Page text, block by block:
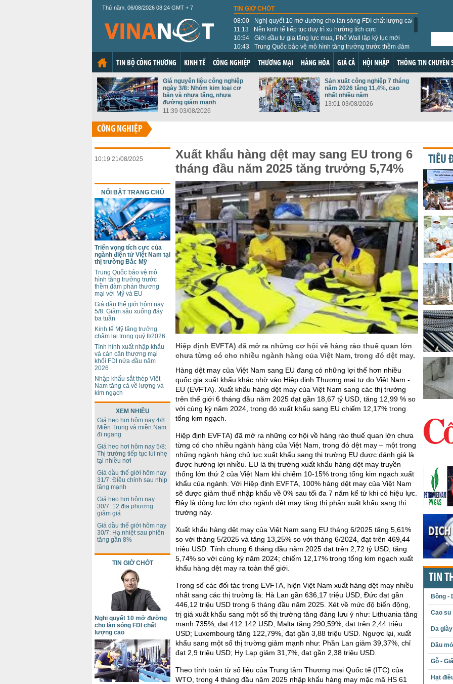
Thứ năm, 06/08/2026 08:24 GMT + 7
TIN GIỜ CHÓT
08:00
Nghị quyết 10 mở đường cho làn sóng FDI chất lượng cao
11:13
Nền kinh tế tiếp tục duy trì xu hướng tích cực
10:54
Giới đầu tư gia tăng lực mua, Phố Wall lập kỷ lục mới
10:43
Trung Quốc bảo vệ mô hình tăng trưởng trước thềm đàm
phán thương mại với Mỹ và EU
09:55
178 loại thực vật và sản phẩm thực vật Việt Nam được
09:47
Thứ trưởng Bộ Công Thương: GoGlobal mở đường cho
doanh nghiệp Việt vươn ra thế giới
Tỷ giá USD hôm nay 5/8: Tỷ giá trung tâm lên 25.405
đồng, giới đầu tư dồn sự chú ý vào báo cáo việc làm Mỹ
Giá năng lượng thế giới hôm nay 5/8: Thị trường hạ nhiệt
09:05
Nhập khẩu hàng hóa từ Đức: Máy móc, linh kiện điện tử
làm động lực bứt phá
TIN BỘ CÔNG THƯƠNG KINH TẾ CÔNG NGHIỆP THƯƠNG MẠI HÀNG HÓA GIÁ CẢ HỘI NHẬP THÔNG TIN CHUYÊN
Giá nguyên liệu công nghiệp
ngày 3/8: Nhóm kim loại cơ
bản và nhựa tăng, nhựa
đường giảm mạnh
11:39 03/08/2026
Sản xuất công nghiệp 7 tháng
năm 2026 tăng 11,4%, cao
nhất nhiều năm
13:01 03/08/2026
CÔNG NGHIỆP
Xuất khẩu hàng dệt may sang EU trong 6
tháng đầu năm 2025 tăng trưởng 5,74%
Hiệp định EVFTA) đã mở ra những cơ hội về hàng rào thuế quan lớn
chưa từng có cho nhiều ngành hàng của Việt Nam, trong đó dệt may.
Hàng dệt may của Việt Nam sang EU đang có những lợi thế hơn nhiều
quốc gia xuất khẩu khác nhờ vào Hiệp định Thương mại tự do Việt Nam -
EU (EVFTA). Xuất khẩu hàng dệt may của Việt Nam sang các thị trường
trên thế giới 6 tháng đầu năm 2025 đạt gần 18,67 tỷ USD, tăng 12,99 % so
với cùng kỳ năm 2024, trong đó xuất khẩu sang EU chiếm 12,17% trong
tổng kim ngạch.
Hiệp định EVFTA) đã mở ra những cơ hội về hàng rào thuế quan lớn chưa
từng có cho nhiều ngành hàng của Việt Nam, trong đó dệt may – một trong
những ngành hàng chủ lực xuất khẩu sang thị trường EU được đánh giá là
được hưởng lợi nhiều. EU là thị trường xuất khẩu hàng dệt may truyền
thống lớn thứ 2 của Việt Nam khi chiếm 10-15% trong tổng kim ngạch xuất
khẩu của ngành. Với Hiệp định EVFTA, 100% hàng dệt may của Việt Nam
sẽ được giảm thuế nhập khẩu về 0% sau tối đa 7 năm kể từ khi có hiệu lực.
Đây là động lực lớn cho ngành dệt may tăng thị phần xuất khẩu sang thị
trường này.
Xuất khẩu hàng dệt may của Việt Nam sang EU tháng 6/2025 tăng 5,61%
so với tháng 5/2025 và tăng 13,25% so với tháng 6/2024, đạt trên 469,44
triệu USD. Tính chung 6 tháng đầu năm 2025 đạt trên 2,72 tỷ USD, tăng
5,74% so với cùng kỳ năm 2024; chiếm 12,17% trong tổng kim ngạch xuất
khẩu hàng dệt may ra toàn thế giới.
Trong số các đối tác trong EVFTA, hiện Việt Nam xuất hàng dệt may nhiều
nhất sang các thị trường là: Hà Lan gần 636,17 triệu USD, Đức đạt gần
446,12 triệu USD trong 6 tháng đầu năm 2025. Xét về mức độ biến động,
trị giá xuất khẩu sang một số thị trường tăng đáng lưu ý như: Lithuania tăng
mạnh 735%, đạt 412.142 USD; Malta tăng 290,59%, đạt trên 2,44 triệu
USD; Luxembourg tăng 122,79%, đạt gần 3,88 triệu USD. Ngược lại, xuất
khẩu sang một số thị trường giảm mạnh như: Phần Lan giảm 39,37%, chỉ
đạt 2,9 triệu USD; Hy Lạp giảm 31,7%, đạt gần 2,38 triệu USD.
Theo tính toán từ số liệu của Trung tâm Thương mại Quốc tế (ITC) của
WTO, trong 4 tháng đầu năm 2025 nhập khẩu hàng may mặc mã HS 61
10:19 21/08/2025
NỔI BẬT TRANG CHỦ
Triển vọng tích cực của
ngành điện tử Việt Nam tại
thị trường Bắc Mỹ
Trung Quốc bảo vệ mô
hình tăng trưởng trước
thềm đàm phán thương
mại với Mỹ và EU
Giá dầu thế giới hôm nay
5/8: Giảm sâu xuống đáy
ba tuần
Kinh tế Mỹ tăng trưởng
chậm lại trong quý II/2026
Tình hình xuất nhập khẩu
và cán cân thương mại
khối FDI nửa đầu năm
2026
Nhập khẩu sắt thép Việt
Nam tăng cả về lượng và
kim ngạch
XEM NHIỀU
Giá heo hơi hôm nay 4/8:
Miền Trung và miền Nam
đi ngang
Giá heo hơi hôm nay 5/8:
Thị trường tiếp tục lùi nhẹ
tại nhiều nơi
Giá dầu thế giới hôm nay
31/7: Điều chỉnh sau nhịp
tăng mạnh
Giá heo hơi hôm nay
30/7: 12 địa phương
giảm giá
Giá dầu thế giới hôm nay
30/7: Hạ nhiệt sau phiên
tăng gần 8%
TIN GIỜ CHÓT
Nghị quyết 10 mở đường
cho làn sóng FDI chất
lượng cao
TIÊU
TIN
Bông -
Cao su
Da giày
Dầu
Gỗ -
Hạt